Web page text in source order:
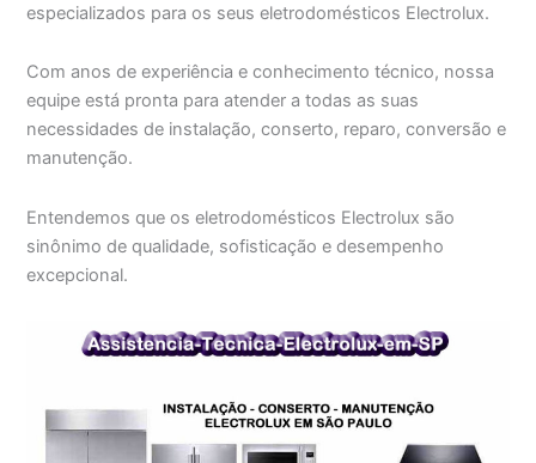
especializados para os seus eletrodomésticos Electrolux.
Com anos de experiência e conhecimento técnico, nossa
equipe está pronta para atender a todas as suas
necessidades de instalação, conserto, reparo, conversão e
manutenção.
Entendemos que os eletrodomésticos Electrolux são
sinônimo de qualidade, sofisticação e desempenho
excepcional.